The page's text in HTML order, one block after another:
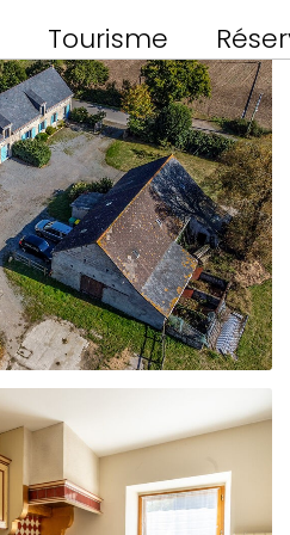
Tourisme